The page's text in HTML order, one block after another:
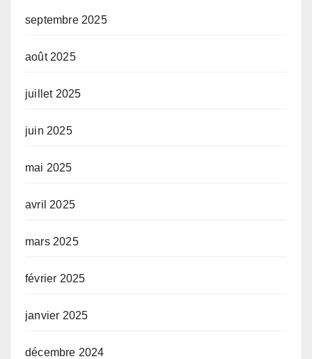
septembre 2025
août 2025
juillet 2025
juin 2025
mai 2025
avril 2025
mars 2025
février 2025
janvier 2025
décembre 2024